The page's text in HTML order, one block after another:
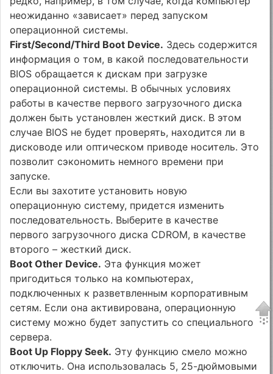
неожиданно «зависает» перед запуском
операционной системы.
First/Second/Third Boot Device. Здесь содержится
информация о том, в какой последовательности
BIOS обращается к дискам при загрузке
операционной систе­мы. В обычных условиях
работы в качестве первого загрузочного диска
должен быть установлен жесткий диск. В этом
случае BIOS не будет проверять, находится ли в
дисководе или оптическом приводе носитель. Это
позволит сэкономить немного времени при
запуске.
Если вы захотите установить новую
операционную систему, придется изменить
последовательность. Выберите в качестве
первого загрузочного диска CD­ROM, в качестве
второго – жесткий диск.
Boot Other Device. Эта функция может
пригодиться только на компьютерах,
подключенных к разветвленным корпоративным
сетям. Если она активирована, операционную
систему можно будет запустить со специального
сервера.
Boot Up Floppy Seek. Эту функцию смело можно
отключить. Она использовалась 5, 25-дюймовыми